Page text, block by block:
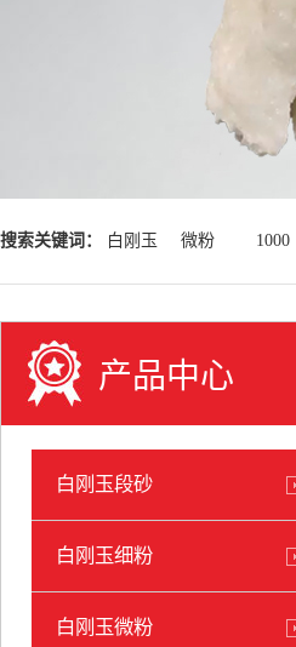
搜索关键词： 白刚玉 微粉 1000
产品中心
白刚玉段砂
白刚玉细粉
白刚玉微粉